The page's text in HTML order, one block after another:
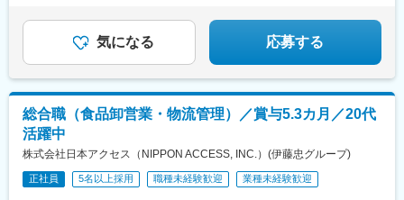
都城店【沖縄】浦添店・豊崎店◎受動喫煙対策：各店舗内禁煙◎
車通勤OK（駐車場完備）
気になる 応募する
総合職（食品卸営業・物流管理）／賞与5.3カ月／20代
活躍中
株式会社日本アクセス（NIPPON ACCESS, INC.）(伊藤忠グループ)
正社員 5名以上採用 職種未経験歓迎 業種未経験歓迎